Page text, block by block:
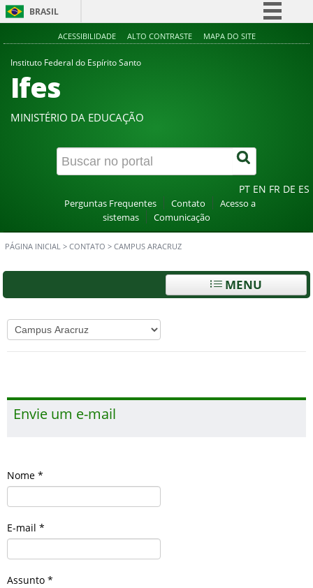
BRASIL
Simplifique!
Canais
ACESSIBILIDADE ALTO CONTRASTE MAPA DO SITE
Instituto Federal do Espírito Santo
Ifes
MINISTÉRIO DA EDUCAÇÃO
PT EN FR DE ES
Perguntas Frequentes Contato
Acesso a
sistemas
Comunicação
PÁGINA INICIAL > CONTATO > CAMPUS ARACRUZ
MENU
Envie um e-mail
Nome *
E-mail *
Assunto *